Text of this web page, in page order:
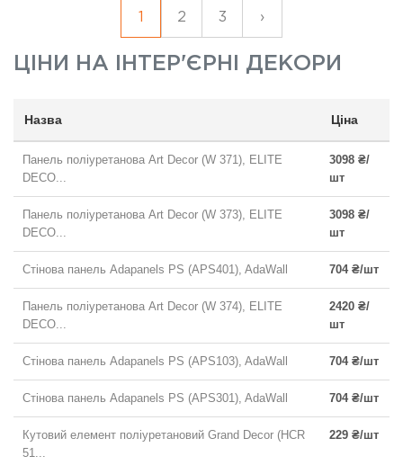
2 3 ›
ЦІНИ НА ІНТЕР'ЄРНІ ДЕКОРИ
Назва Ціна
Панель поліуретанова Art Decor (W 371), ELITE
DECO...
3098 ₴/
шт
Панель поліуретанова Art Decor (W 373), ELITE
DECO...
3098 ₴/
шт
Стінова панель Adapanels PS (APS401), AdaWall 704 ₴/шт
Панель поліуретанова Art Decor (W 374), ELITE
DECO...
2420 ₴/
шт
Стінова панель Adapanels PS (APS103), AdaWall 704 ₴/шт
Стінова панель Adapanels PS (APS301), AdaWall 704 ₴/шт
Кутовий елемент поліуретановий Grand Decor (HCR
51...
229 ₴/шт